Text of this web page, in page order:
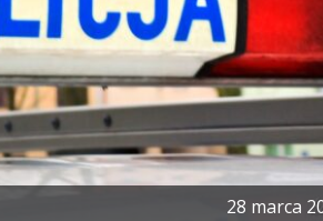
28 marca